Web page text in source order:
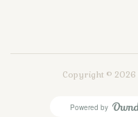
Copyright © 2026
Powered by